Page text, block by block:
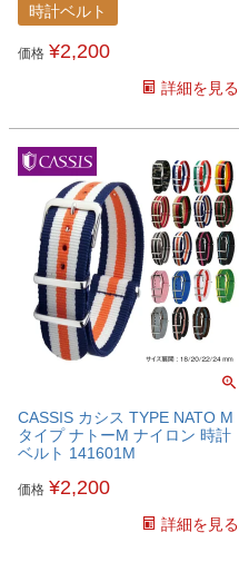
時計ベルト
価格 ¥2,200
詳細を見る
CASSIS カシス TYPE NATO M
タイプ ナトーM ナイロン 時計
ベルト 141601M
価格 ¥2,200
詳細を見る